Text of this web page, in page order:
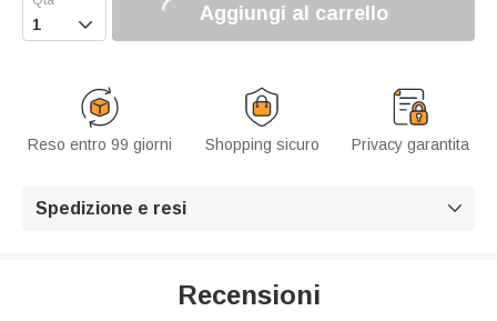
 Aggiungi al carrello
Reso entro 99 giorni Shopping sicuro Privacy garantita
Spedizione e resi 
Recensioni